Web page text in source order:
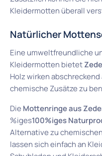
Kleidermotten überall
Natürlicher
Eine umweltfreundliche
Kleidermotten bietet
Holz wirken
chemische Zusätze zu
Die Mottenringe aus
%iges100%iges
Alternative zu
lassen sich einfach an